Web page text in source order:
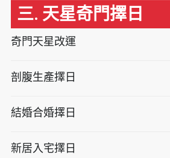
三. 天星奇門擇日
奇門天星改運
剖腹生產擇日
結婚合婚擇日
新居入宅擇日